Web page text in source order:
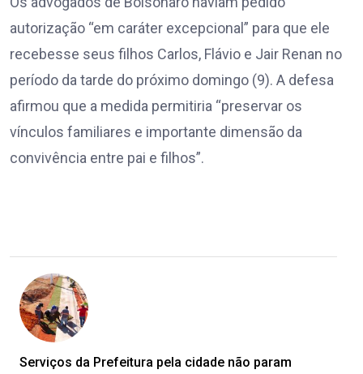
autorização “em caráter excepcional” para que ele
recebesse seus filhos Carlos, Flávio e Jair Renan no
período da tarde do próximo domingo (9). A defesa
afirmou que a medida permitiria “preservar os
vínculos familiares e importante dimensão da
convivência entre pai e filhos”.
Serviços da Prefeitura pela cidade não param